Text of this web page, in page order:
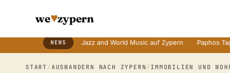
we♥zypern
NEWS
Breaking News Ticker
· Jazz and World Music auf Zypern· Paphos Tage der
START/AUSWANDERN NACH ZYPERN/ IMMOBILIEN UND